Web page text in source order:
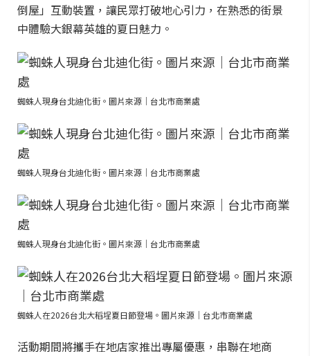
倒屋」互動裝置，讓民眾打破地心引力，在熟悉的街景
中體驗大銀幕英雄的夏日魅力。
蜘蛛人現身台北迪化街。圖片來源｜台北市商業處
蜘蛛人現身台北迪化街。圖片來源｜台北市商業處
蜘蛛人現身台北迪化街。圖片來源｜台北市商業處
蜘蛛人在2026台北大稻埕夏日節登場。圖片來源｜台北市商業處
活動期間將攜手在地店家推出專屬優惠，串聯在地商